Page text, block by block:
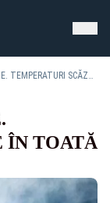
VREMEA 20 OCTOMRBIE. TEMPERATURI SCĂZUTE ÎN TOATĂ ȚARA
ÎN TOATĂ